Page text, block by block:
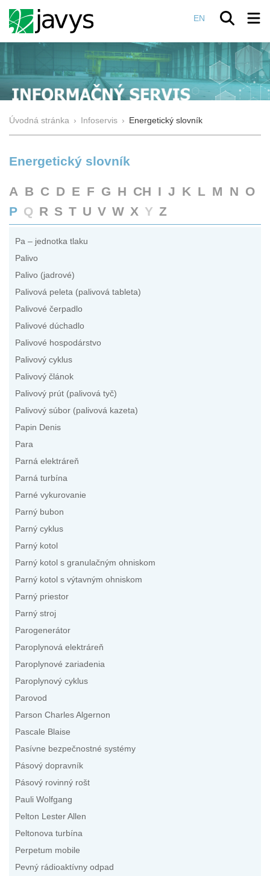
EN
Úvodná stránka › Infoservis › Energetický slovník
Energetický slovník
A B C D E F G H CH I J K L M N O
P Q R S T U V W X Y Z
Pa – jednotka tlaku
Palivo
Palivo (jadrové)
Palivová peleta (palivová tableta)
Palivové čerpadlo
Palivové dúchadlo
Palivové hospodárstvo
Palivový cyklus
Palivový článok
Palivový prút (palivová tyč)
Palivový súbor (palivová kazeta)
Papin Denis
Para
Parná elektráreň
Parná turbína
Parné vykurovanie
Parný bubon
Parný cyklus
Parný kotol
Parný kotol s granulačným ohniskom
Parný kotol s výtavným ohniskom
Parný priestor
Parný stroj
Parogenerátor
Paroplynová elektráreň
Paroplynové zariadenia
Paroplynový cyklus
Parovod
Parson Charles Algernon
Pascale Blaise
Pasívne bezpečnostné systémy
Pásový dopravník
Pásový rovinný rošt
Pauli Wolfgang
Pelton Lester Allen
Peltonova turbína
Perpetum mobile
Pevný rádioaktívny odpad